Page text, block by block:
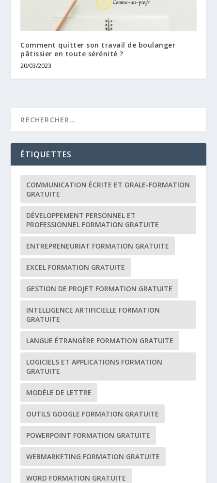
Comment quitter son travail de boulanger
pâtissier en toute sérénité ?
20/03/2023
ÉTIQUETTES
COMMUNICATION ÉCRITE ET ORALE-FORMATION
GRATUITE
DÉVELOPPEMENT PERSONNEL ET
PROFESSIONNEL FORMATION GRATUITE
ENTREPRENEURIAT FORMATION GRATUITE
EXCEL FORMATION GRATUITE
GESTION DE PROJET FORMATION GRATUITE
INTELLIGENCE ARTIFICIELLE FORMATION
GRATUITE
LANGUE ÉTRANGÈRE FORMATION GRATUITE
LOGICIELS ET APPLICATIONS FORMATION
GRATUITE
MODÈLE DE LETTRE
OUTILS GOOGLE FORMATION GRATUITE
POWERPOINT FORMATION GRATUITE
WEBMARKETING FORMATION GRATUITE
WORD FORMATION GRATUITE